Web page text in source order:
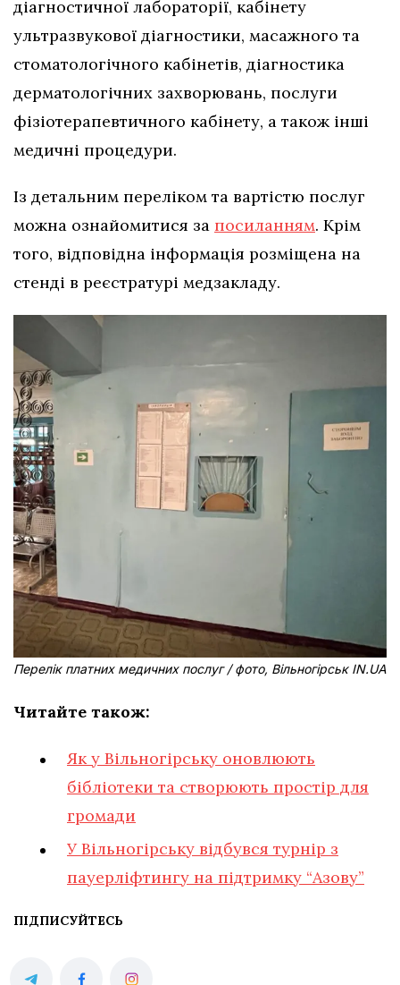
діагностичної лабораторії, кабінету
ультразвукової діагностики, масажного та
стоматологічного кабінетів, діагностика
дерматологічних захворювань, послуги
фізіотерапевтичного кабінету, а також інші
медичні процедури.
Із детальним переліком та вартістю послуг
можна ознайомитися за посиланням. Крім
того, відповідна інформація розміщена на
стенді в реєстратурі медзакладу.
Перелік платних медичних послуг / фото, Вільногірськ IN.UA
Читайте також:
Як у Вільногірську оновлюють
бібліотеки та створюють простір для
громади
У Вільногірську відбувся турнір з
пауерліфтингу на підтримку “Азову”
ПІДПИСУЙТЕСЬ